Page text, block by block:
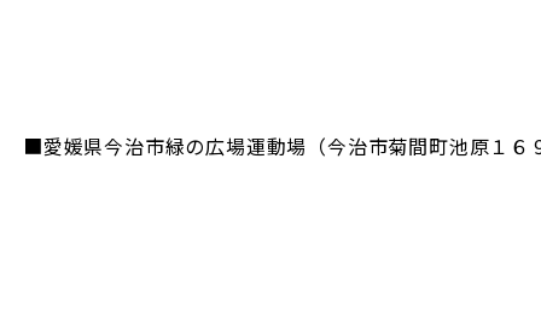
■愛媛県今治市緑の広場運動場（今治市菊間町池原１６